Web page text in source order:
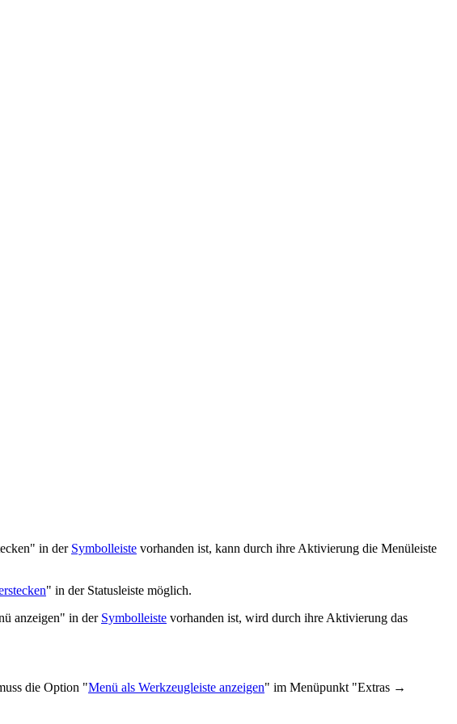
in der Symbolleiste vorhanden ist, kann durch ihre Aktivierung die Menüleiste
" in der Statusleiste möglich.
anzeigen" in der Symbolleiste vorhanden ist, wird durch ihre Aktivierung das
die Option "Menü als Werkzeugleiste anzeigen" im Menüpunkt "Extras →